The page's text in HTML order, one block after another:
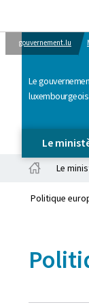
gouvernement.lu
Le
luxembourgeois
Le
Le
Politique